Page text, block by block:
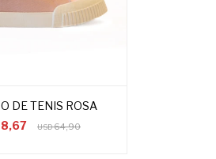
DE TENIS ROSA
USD64,90